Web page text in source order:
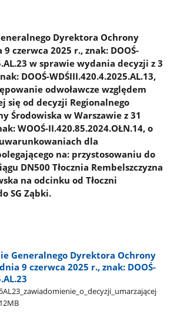
Dyrektora Ochrony
czerwca 2025 r., znak: DOOŚ-
w sprawie wydania decyzji z 3
DOOŚ-WDŚIII.420.4.2025.AL.13,
odwoławcze względem
się od decyzji Regionalnego
Środowiska w Warszawie z 31
WOOŚ-II.420.85.2024.OŁN.14, o
dla
na: przystosowaniu do
DN500 Tłocznia Rembelszczyzna
na odcinku od Tłoczni
SG Ząbki.
Generalnego Dyrektora Ochrony
9 czerwca 2025 r., znak: DOOŚ-